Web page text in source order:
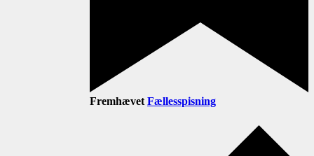
Fremhævet Fællesspisning